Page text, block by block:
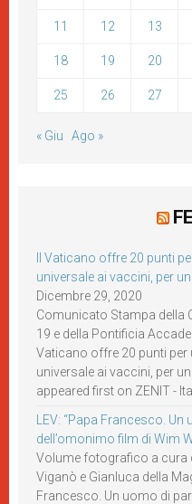
11 12 13
18 19 20
25 26 27
« Giu Ago »
Il Vaticano offre 20 punti
universale ai vaccini, per
Dicembre 29, 2020
Comunicato Stampa della
19 e della Pontificia
Vaticano offre 20 punti
universale ai vaccini, per
appeared first on ZENIT -
LEV: “Papa Francesco.
dell’omonimo film di Wim
Volume fotografico a cura
Viganò e Gianluca della
Francesco. Un uomo di